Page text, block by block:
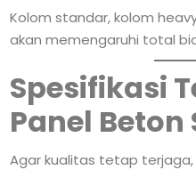
Kolom standar, kolom
akan memengaruhi total
Spesifikasi
Panel
Agar kualitas tetap